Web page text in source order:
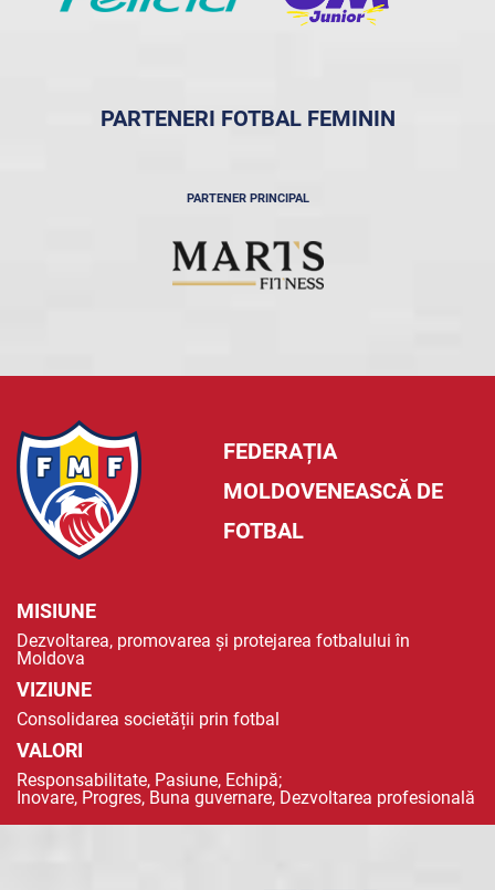
PARTENERI FOTBAL FEMININ
PARTENER PRINCIPAL
FEDERAȚIA
MOLDOVENEASCĂ DE
FOTBAL
MISIUNE
Dezvoltarea, promovarea și protejarea fotbalului în
Moldova
VIZIUNE
Consolidarea societății prin fotbal
VALORI
Responsabilitate, Pasiune, Echipă;
Inovare, Progres, Buna guvernare, Dezvoltarea profesională